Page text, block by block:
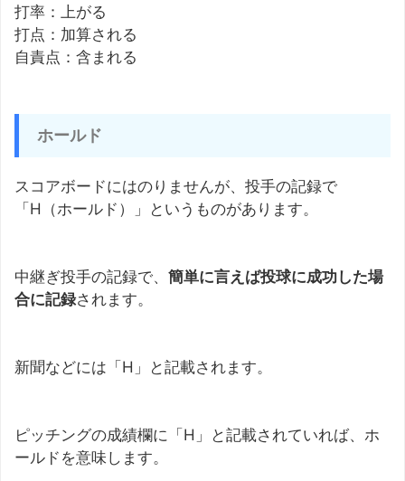
打率：上がる
打点：加算される
自責点：含まれる
ホールド
スコアボードにはのりませんが、投手の記録で
「H（ホールド）」というものがあります。
中継ぎ投手の記録で、 簡単に言えば投球に成功した場
合に記録されます。
新聞などには「H」と記載されます。
ピッチングの成績欄に「H」と記載されていれば、ホ
ールドを意味します。